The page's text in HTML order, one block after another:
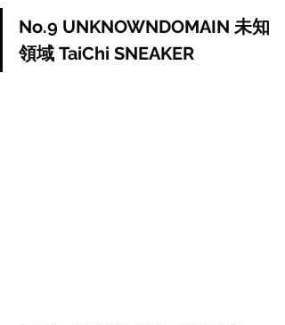
No.9 UNKNOWNDOMAIN 未知
領域 TaiChi SNEAKER